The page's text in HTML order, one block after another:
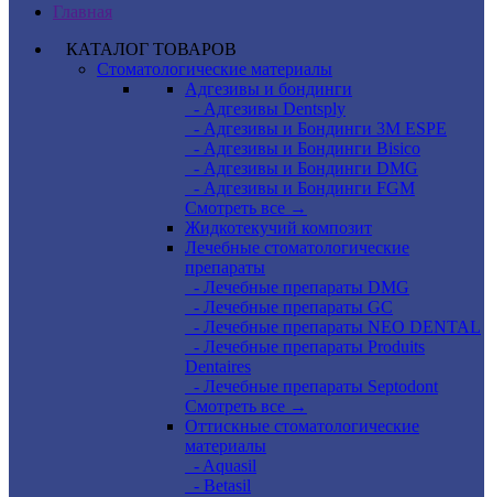
Главная
КАТАЛОГ ТОВАРОВ
Стоматологические материалы
Адгезивы и бондинги
- Адгезивы Dentsply
- Адгезивы и Бондинги 3M ESPE
- Адгезивы и Бондинги Bisico
- Адгезивы и Бондинги DMG
- Адгезивы и Бондинги FGM
Смотреть все →
Жидкотекучий композит
Лечебные стоматологические
препараты
- Лечебные препараты DMG
- Лечебные препараты GC
- Лечебные препараты NEO DENTAL
- Лечебные препараты Produits
Dentaires
- Лечебные препараты Septodont
Смотреть все →
Оттискные стоматологические
материалы
- Aquasil
- Betasil